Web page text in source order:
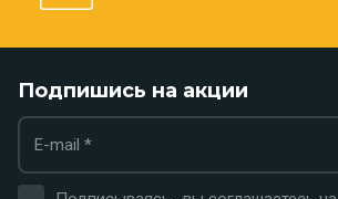
Подпишись на акции